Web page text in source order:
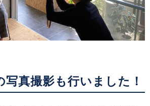
写真撮影も行いました！